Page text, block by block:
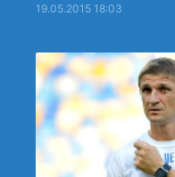
19.05.2015 18:03